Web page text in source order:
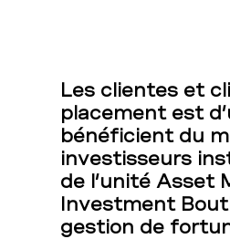
Les clientes et
placement est
bénéficient du
investisseurs
de l’unité Asset
Investment
gestion de